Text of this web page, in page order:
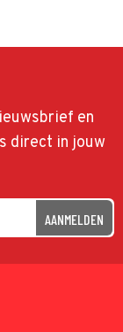
en
direct in jouw
AANMELDEN